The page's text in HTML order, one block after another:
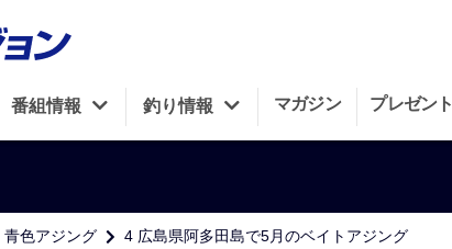
番組情報 釣り情報 マガジン プレゼント
青色アジング 4 広島県阿多田島で5月のベイトアジング